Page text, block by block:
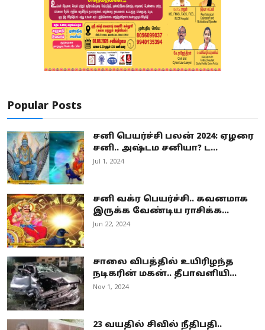
Popular Posts
சனி பெயர்ச்சி பலன் 2024: ஏழரை
சனி.. அஷ்டம சனியா? ட...
Jul 1, 2024
சனி வக்ர பெயர்ச்சி.. கவனமாக
இருக்க வேண்டிய ராசிக்க...
Jun 22, 2024
சாலை விபத்தில் உயிரிழந்த
நடிகரின் மகன்.. தீபாவளியி...
Nov 1, 2024
23 வயதில் சிவில் நீதிபதி..